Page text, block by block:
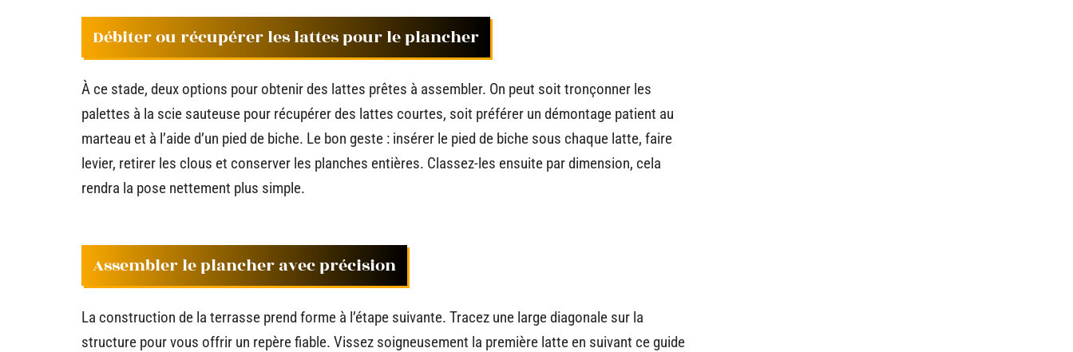
Débiter ou récupérer les lattes pour le plancher
À ce stade, deux options pour obtenir des lattes prêtes à assembler. On peut soit tronçonner les
palettes à la scie sauteuse pour récupérer des lattes courtes, soit préférer un démontage patient au
marteau et à l’aide d’un pied de biche. Le bon geste : insérer le pied de biche sous chaque latte, faire
levier, retirer les clous et conserver les planches entières. Classez-les ensuite par dimension, cela
rendra la pose nettement plus simple.
Assembler le plancher avec précision
La construction de la terrasse prend forme à l’étape suivante. Tracez une large diagonale sur la
structure pour vous offrir un repère fiable. Vissez soigneusement la première latte en suivant ce guide